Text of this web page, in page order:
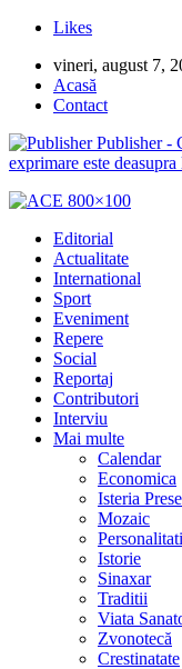
Likes
vineri, august 7,
Acasă
Contact
Publisher -
exprimare este deasupra
Editorial
Actualitate
International
Sport
Eveniment
Repere
Social
Reportaj
Contributori
Interviu
Mai multe
Calendar
Economica
Isteria
Mozaic
Personalitati
Istorie
Sinaxar
Traditii
Viata
Zvonotecă
Crestinatate